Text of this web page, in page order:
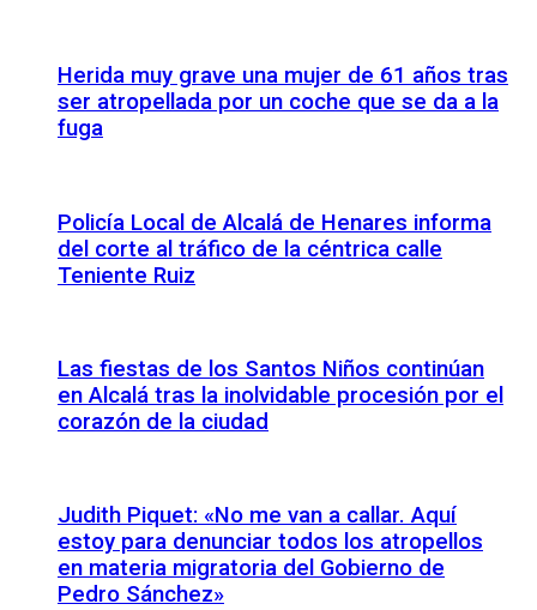
Herida muy grave una mujer de 61 años tras
ser atropellada por un coche que se da a la
fuga
Policía Local de Alcalá de Henares informa
del corte al tráfico de la céntrica calle
Teniente Ruiz
Las fiestas de los Santos Niños continúan
en Alcalá tras la inolvidable procesión por el
corazón de la ciudad
Judith Piquet: «No me van a callar. Aquí
estoy para denunciar todos los atropellos
en materia migratoria del Gobierno de
Pedro Sánchez»